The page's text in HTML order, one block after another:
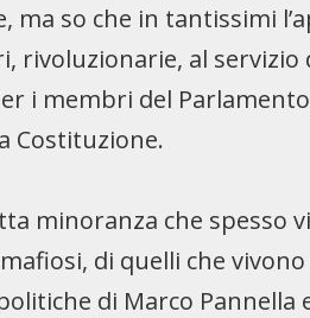
ma so che in tantissimi
al servizio
i membri del
Costituzione.
minoranza che spesso
di quelli che
di Marco Pannella